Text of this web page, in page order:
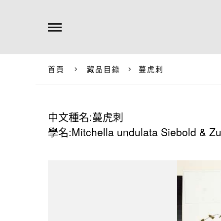
首頁 藏品目錄 蔓虎刺
中文種名:蔓虎刺
學名:Mitchella undulata Siebold &